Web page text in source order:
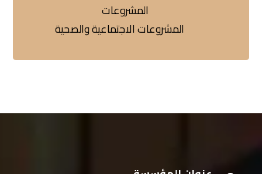
المشروعات
المشروعات الاجتماعية والصحية